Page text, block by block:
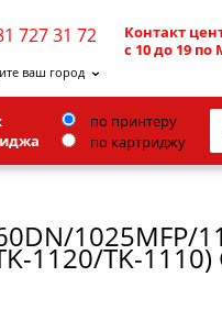
727 31 72
Контакт
с 10 до 19 по
ваш город
HP
Konica
по принтеру
по картриджу
1025MFP/
1120/TK-1110)